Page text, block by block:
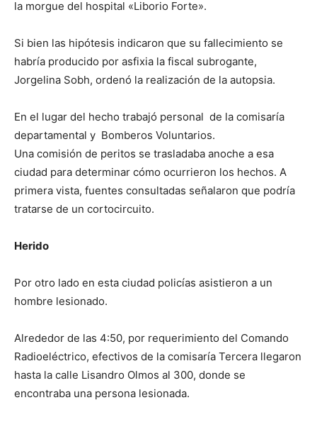
la morgue del hospital «Liborio Forte».
Si bien las hipótesis indicaron que su fallecimiento se
habría producido por asfixia la fiscal subrogante,
Jorgelina Sobh, ordenó la realización de la autopsia.
En el lugar del hecho trabajó personal de la comisaría
departamental y Bomberos Voluntarios.
Una comisión de peritos se trasladaba anoche a esa
ciudad para determinar cómo ocurrieron los hechos. A
primera vista, fuentes consultadas señalaron que podría
tratarse de un cortocircuito.
Herido
Por otro lado en esta ciudad policías asistieron a un
hombre lesionado.
Alrededor de las 4:50, por requerimiento del Comando
Radioeléctrico, efectivos de la comisaría Tercera llegaron
hasta la calle Lisandro Olmos al 300, donde se
encontraba una persona lesionada.